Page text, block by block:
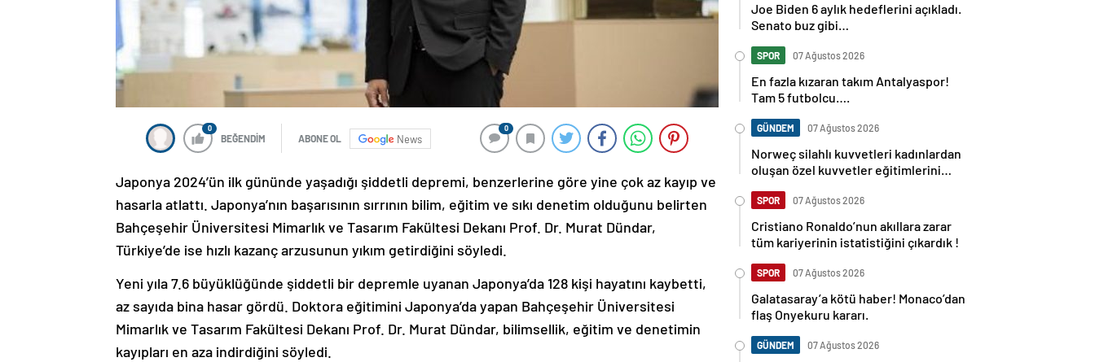
0
BEĞENDİM ABONE OL News
0
Japonya 2024’ün ilk gününde yaşadığı şiddetli depremi, benzerlerine göre yine çok az kayıp ve
hasarla atlattı. Japonya’nın başarısının sırrının bilim, eğitim ve sıkı denetim olduğunu belirten
Bahçeşehir Üniversitesi Mimarlık ve Tasarım Fakültesi Dekanı Prof. Dr. Murat Dündar,
Türkiye’de ise hızlı kazanç arzusunun yıkım getirdiğini söyledi.
Yeni yıla 7.6 büyüklüğünde şiddetli bir depremle uyanan Japonya’da 128 kişi hayatını kaybetti,
az sayıda bina hasar gördü. Doktora eğitimini Japonya’da yapan Bahçeşehir Üniversitesi
Mimarlık ve Tasarım Fakültesi Dekanı Prof. Dr. Murat Dündar, bilimsellik, eğitim ve denetimin
kayıpları en aza indirdiğini söyledi.
Joe Biden 6 aylık hedeflerini açıkladı.
Senato buz gibi…
SPOR 07 Ağustos 2026
En fazla kızaran takım Antalyaspor!
Tam 5 futbolcu….
GÜNDEM 07 Ağustos 2026
Norweç silahlı kuvvetleri kadınlardan
oluşan özel kuvvetler eğitimlerini
SPOR 07 Ağustos 2026
Cristiano Ronaldo’nun akıllara zarar
tüm kariyerinin istatistiğini çıkardık !
SPOR 07 Ağustos 2026
Galatasaray’a kötü haber! Monaco’dan
flaş Onyekuru kararı.
GÜNDEM 07 Ağustos 2026